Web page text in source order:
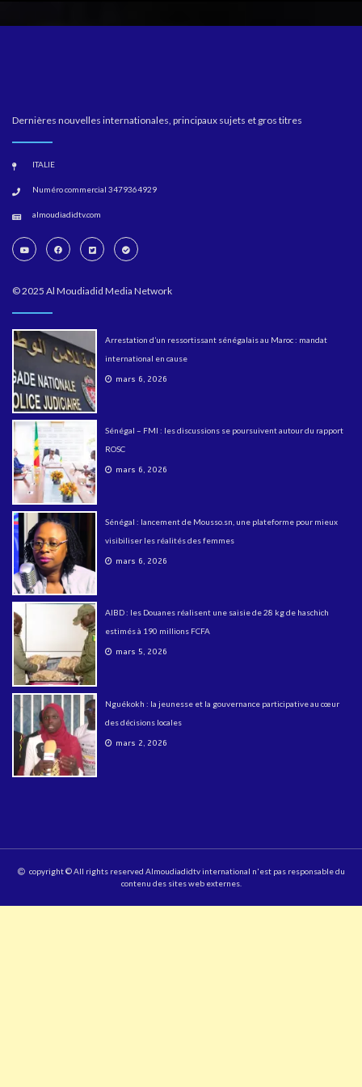
Dernières nouvelles internationales, principaux sujets et gros titres
ITALIE
Numéro commercial 3479364929
almoudiadidtv.com
© 2025 Al Moudiadid Media Network
Arrestation d’un ressortissant sénégalais au Maroc : mandat
international en cause
mars 6, 2026
Sénégal – FMI : les discussions se poursuivent autour du rapport
ROSC
mars 6, 2026
Sénégal : lancement de Mousso.sn, une plateforme pour mieux
visibiliser les réalités des femmes
mars 6, 2026
AIBD : les Douanes réalisent une saisie de 28 kg de haschich
estimés à 190 millions FCFA
mars 5, 2026
Nguékokh : la jeunesse et la gouvernance participative au cœur
des décisions locales
mars 2, 2026
copyright © All rights reserved Almoudiadidtv international n'est pas responsable du
contenu des sites web externes.